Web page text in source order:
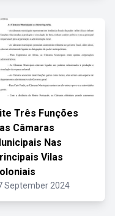
Três Funções
Câmaras
Nas
Vilas
September 2024